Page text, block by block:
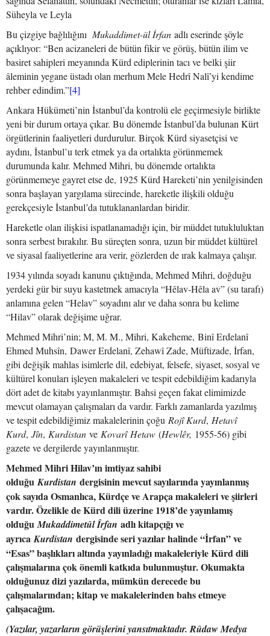
Süheyla ve Leyla
Bu çizgiye bağlılığını Mukaddimet-ül İrfan adlı eserinde şöyle
açıklıyor: “Ben acizaneleri de bütün fikir ve görüş, bütün ilim ve
basiret sahipleri meyanında Kürd ediplerinin tacı ve belki şiir
âleminin yegane üstadı olan merhum Mele Hedrî Nalî’yi kendime
rehber edindim.”[4]
Ankara Hükümeti’nin İstanbul’da kontrolü ele geçirmesiyle birlikte
yeni bir durum ortaya çıkar. Bu dönemde İstanbul’da bulunan Kürt
örgütlerinin faaliyetleri durdurulur. Birçok Kürd siyasetçisi ve
aydını, İstanbul’u terk etmek ya da ortalıkta görünmemek
durumunda kalır. Mehmed Mihri, bu dönemde ortalıkta
görünmemeye gayret etse de, 1925 Kürd Hareketi’nin yenilgisinden
sonra başlayan yargılama sürecinde, hareketle ilişkili olduğu
gerekçesiyle İstanbul’da tutuklananlardan biridir.
Hareketle olan ilişkisi ispatlanamadığı için, bir müddet tutukluluktan
sonra serbest bırakılır. Bu süreçten sonra, uzun bir müddet kültürel
ve siyasal faaliyetlerine ara verir, gözlerden de ırak kalmaya çalışır.
1934 yılında soyadı kanunu çıktığında, Mehmed Mihri, doğduğu
yerdeki gür bir suyu kastetmek amacıyla “Hêlav-Hêla av” (su tarafı)
anlamına gelen “Helav” soyadını alır ve daha sonra bu kelime
“Hilav” olarak değişime uğrar.
Mehmed Mihri’nin; M, M. M., Mihri, Kakeheme, Binî Erdelanî
Ehmed Muhsîn, Dawer Erdelanî, Zehawî Zade, Müftizade, İrfan,
gibi değişik mahlas isimlerle dil, edebiyat, felsefe, siyaset, sosyal ve
kültürel konuları işleyen makaleleri ve tespit edebildiğim kadarıyla
dört adet de kitabı yayınlanmıştır. Bahsi geçen fakat elimimizde
mevcut olamayan çalışmaları da vardır. Farklı zamanlarda yazılmış
ve tespit edebildiğimiz makalelerinin çoğu Rojî Kurd, Hetavî
Kurd, Jîn, Kurdistan ve Kovarî Hetaw (Hewlêr, 1955-56) gibi
gazete ve dergilerde yayınlanmıştır.
Mehmed Mihri Hilav’ın imtiyaz sahibi
olduğuKurdistan dergisinin mevcut sayılarında yayınlanmış
çok sayıda Osmanlıca, Kürdçe ve Arapça makaleleri ve şiirleri
vardır. Özelikle de Kürd dili üzerine 1918’de yayınlamış
olduğuMukaddimetûl Îrfan adlı kitapçığı ve
ayrıcaKurdistan dergisinde seri yazılar halinde “İrfan” ve
“Esas” başlıkları altında yayınladığı makaleleriyle Kürd dili
çalışmalarına çok önemli katkıda bulunmuştur. Okumakta
olduğunuz dizi yazılarda, mümkün derecede bu
çalışmalarından; kitap ve makalelerinden bahs etmeye
çalışacağım.
(Yazılar, yazarların görüşlerini yansıtmaktadır. Rûdaw Medya